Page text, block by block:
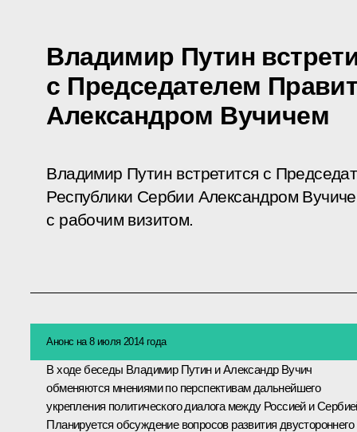
Владимир Путин
с Председателем
Александром Вучичем
Владимир Путин встретится с
Республики Сербии Александром
с рабочим визитом.
Анонс на 8 июля 2014 года
В ходе беседы Владимир Путин иАлександр Вучич
обменяются мнениями по перспективам дальнейшего
укрепления политического диалога между Россией и
Планируется обсуждение вопросов развития двустороннего